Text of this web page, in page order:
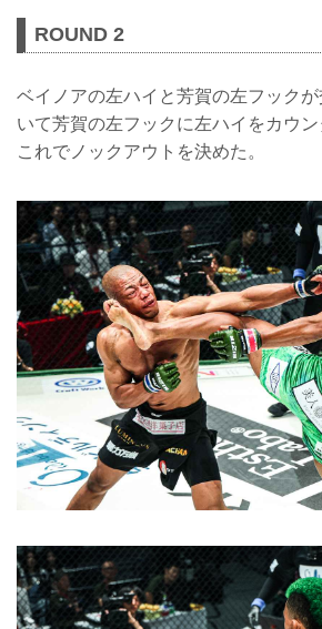
ROUND 2
ベイノアの左ハイと芳賀の左フック
いて芳賀の左フックに左ハイをカウン
これでノックアウトを決めた。